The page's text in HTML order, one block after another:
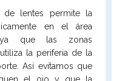
de lentes permite la
en el área
que las zonas
la periferia de la
Así evitamos que